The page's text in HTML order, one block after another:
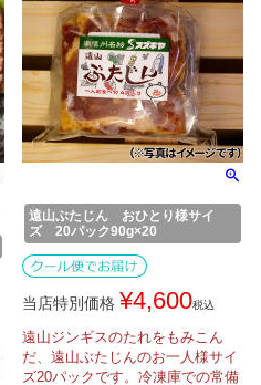
遠山ぶたじん おひとり様サイ
ズ 20パック90g×20
当店特別価格 ¥4,600税込
遠山ジンギスのたれをもみこん
だ、遠山ぶたじんのお一人様サイ
ズ20パックです。冷凍庫での常備